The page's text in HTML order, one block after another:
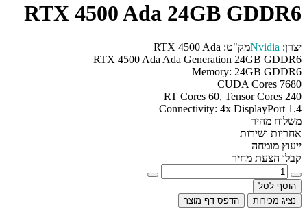
RTX 4500 Ada 24GB GDDR6
יצרן: Nvidiaמק"ט: RTX 4500 Ada
RTX 4500 Ada Ada Generation 24GB GDDR6
Memory: 24GB GDDR6
CUDA Cores 7680
RT Cores 60, Tensor Cores 240
Connectivity: 4x DisplayPort 1.4
משלוח מהיר
אחריות ושירות
ייעוץ מומחה
קבלו הצעת מחיר
הוסף לסל
נציג מכירות
הדפס דף מוצר